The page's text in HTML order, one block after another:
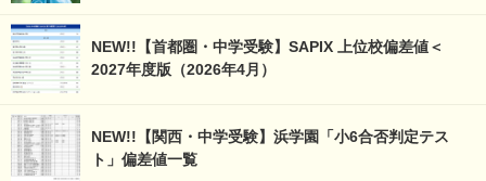
NEW!!【首都圏・中学受験】SAPIX 上位校偏差値＜
2027年度版（2026年4月）
NEW!!【関西・中学受験】浜学園「小6合否判定テス
ト」偏差値一覧